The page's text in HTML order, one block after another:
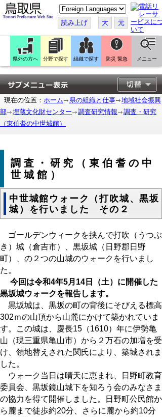
こ
の
ペ
ー
ジ
翻
訳
す
る
読み上げ 大 元
県外の方へ 分野で探す 組織で探す 防災 緊急 メニュー
現在の位置： ホーム 県の組織と仕事
地域社会振興
部
埋蔵文化財センター 調査研究情報
調査・研究
（東伯耆の中世城館）
調査・研究（東伯耆の中
世城館）
中世城館ウォーク（打吹城、黒坂
城）を行いました その２
ゴールデンウィークを挟んで打吹（うつぶ
き）城（倉吉市）、黒坂城（日野郡日野
町）、の２つの山城のウォークを行いまし
た。
今回は令和4年5月14日（土）に開催した
黒坂城ウォークを報告します。
黒坂城は、黒坂の町の背後にそびえる標高
302ｍの山頂から山麓にかけて築かれていま
す。この城は、慶長15（1610）年に伊勢亀
山（現三重県亀山市）から２万石の加増を受
け、領地替えされた関氏により、築城されま
した。
ウォーク当日は晴天に恵まれ、日野町教育
委員会、黒坂鏡山城下を知ろう会のみなさま
の協力を得て開催しました。日野町公民館か
ら麓まで徒歩約20分、さらに麓から約10分